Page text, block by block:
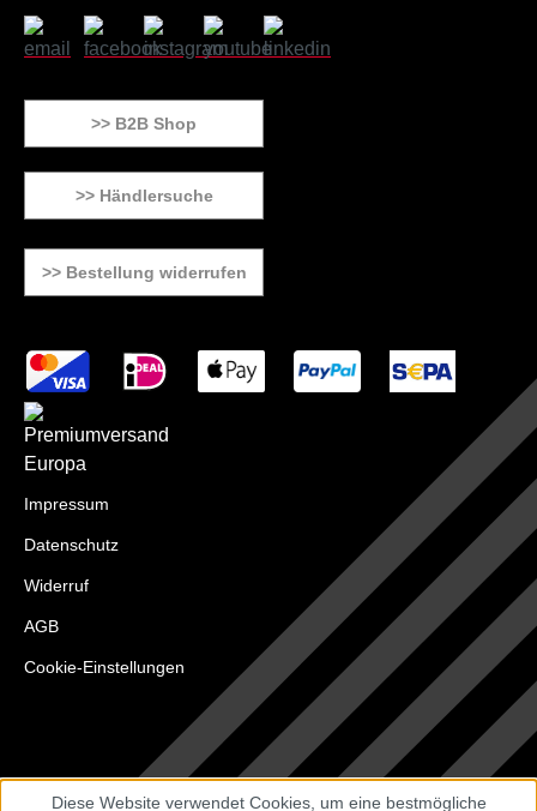
>> B2B Shop
>> Händlersuche
>> Bestellung widerrufen
Impressum
Datenschutz
Widerruf
AGB
Cookie-Einstellungen
Diese Website verwendet Cookies, um eine bestmögliche